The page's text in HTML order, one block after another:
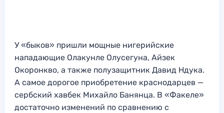
У «быков» пришли мощные нигерийские
нападающие Олакунле Олусегуна, Айзек
Окоронкво, а также полузащитник Давид Ндука.
А самое дорогое приобретение краснодарцев —
сербский хавбек Михайло Банянца. В «Факеле»
достаточно изменений по сравнению с